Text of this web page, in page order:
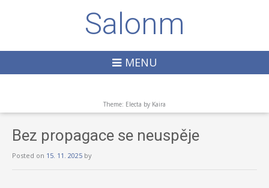
Salonm
MENU
Theme: Electa by Kaira
Bez propagace se neuspěje
Posted on 15. 11. 2025 by